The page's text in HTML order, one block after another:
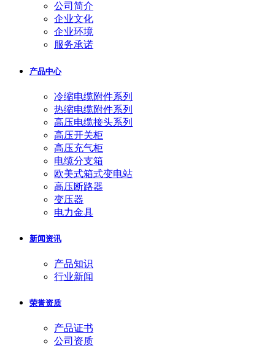
公司简介
企业文化
企业环境
服务承诺
产品中心
冷缩电缆附件系列
热缩电缆附件系列
高压电缆接头系列
高压开关柜
高压充气柜
电缆分支箱
欧美式箱式变电站
高压断路器
变压器
电力金具
新闻资讯
产品知识
行业新闻
荣誉资质
产品证书
公司资质